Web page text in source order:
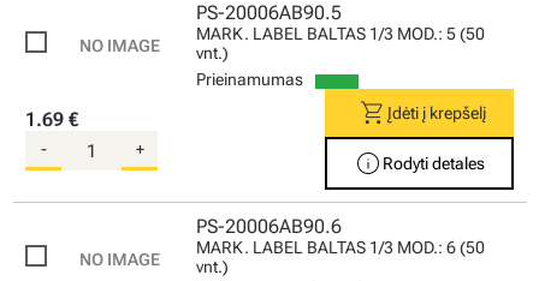
PS-20006AB90.5
MARK. LABEL BALTAS 1/3 MOD.: 5 (50
vnt.)
Prieinamumas
1.69 €
- +
shopping_cartĮdėti į krepšelį
info Rodyti detales
PS-20006AB90.6
MARK. LABEL BALTAS 1/3 MOD.: 6 (50
vnt.)